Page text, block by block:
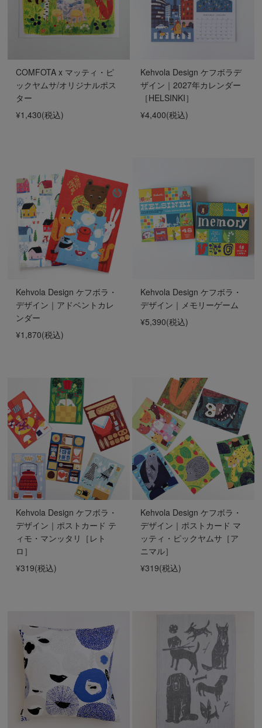
COMFOTA x マッティ・ピ
ックヤムサ/オリジナルポス
ター
¥1,430(税込)
Kehvola Design ケフボラデ
ザイン｜2027年カレンダー
［HELSINKI］
¥4,400(税込)
Kehvola Design ケフボラ・
デザイン｜アドベントカレ
ンダー
¥1,870(税込)
Kehvola Design ケフボラ・
デザイン｜メモリーゲーム
¥5,390(税込)
Kehvola Design ケフボラ・
デザイン｜ポストカード テ
ィモ・マンッタリ［レト
ロ］
¥319(税込)
Kehvola Design ケフボラ・
デザイン｜ポストカード マ
ッティ・ピックヤムサ［ア
ニマル］
¥319(税込)